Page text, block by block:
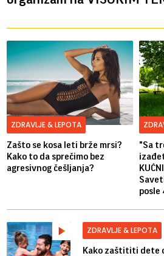
ZDRAVLJE & LEPOTA
Zašto se kosa leti brže mrsi?
Kako to da sprečimo bez
agresivnog češljanja?
"Sa
posle
ZDRAVLJE & LEPOTA
Kako zaštititi dete